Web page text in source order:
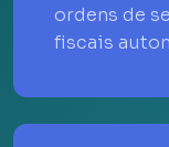
ordens de
fiscais